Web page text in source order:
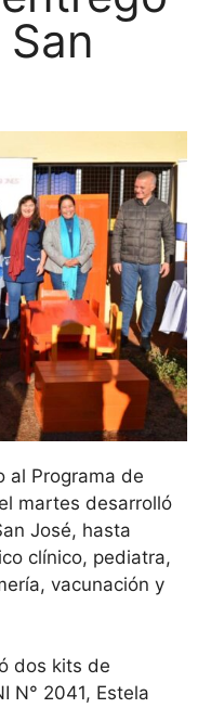
al Programa de
martes desarrolló
José, hasta
clínico, pediatra,
vacunación y
dos kits de
N° 2041, Estela